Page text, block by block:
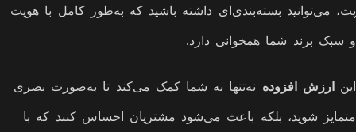
پت، می‌توانید بسته‌بندی‌ای داشته باشید که به‌طور کامل با هویت
و سبک برند شما همخوانی دارد.
این ارزش افزوده نه‌تنها به شما کمک می‌کند تا به‌صورت بصری
متمایز شوید، بلکه باعث می‌شود مشتریان احساس کنند که با